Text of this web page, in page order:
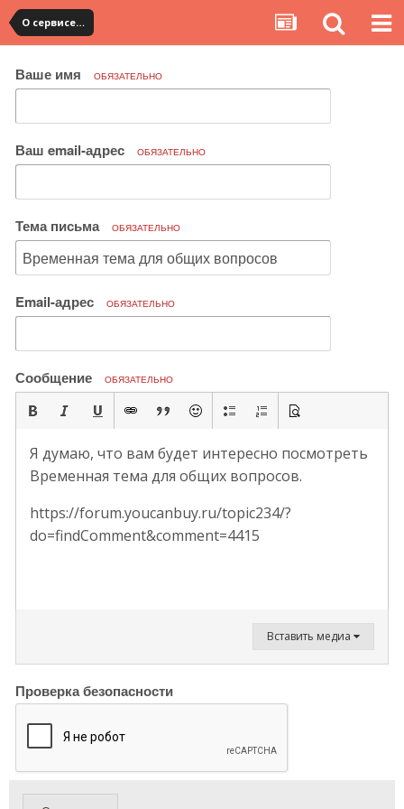
О сервисе, сайте и форуме
Ваше имя ОБЯЗАТЕЛЬНО
Ваш email-адрес ОБЯЗАТЕЛЬНО
Тема письма ОБЯЗАТЕЛЬНО
Email-адрес ОБЯЗАТЕЛЬНО
Сообщение ОБЯЗАТЕЛЬНО
Я думаю, что вам будет интересно посмотреть
Временная тема для общих вопросов.
https://forum.youcanbuy.ru/topic234/?
do=findComment&comment=4415
Вставить медиа
Проверка безопасности